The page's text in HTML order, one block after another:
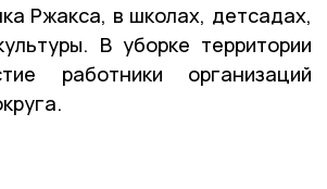
Ржакса, в школах, детсадах,
В уборке территории
работники организаций